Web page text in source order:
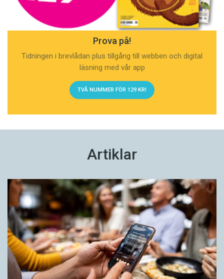
Prova på!
Tidningen i brevlådan plus tillgång till webben och digital
läsning med vår app
TVÅ NUMMER FÖR 129 KR!
Artiklar